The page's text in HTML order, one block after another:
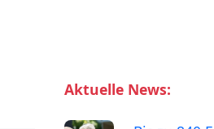
Aktuelle News: